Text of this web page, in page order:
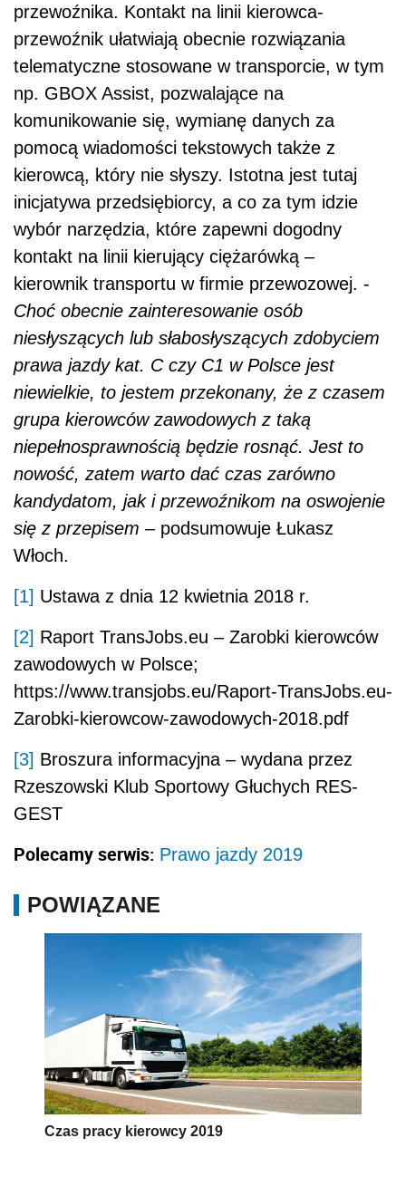
przewoźnika. Kontakt na linii kierowca-
przewoźnik ułatwiają obecnie rozwiązania
telematyczne stosowane w transporcie, w tym
np. GBOX Assist, pozwalające na
komunikowanie się, wymianę danych za
pomocą wiadomości tekstowych także z
kierowcą, który nie słyszy. Istotna jest tutaj
inicjatywa przedsiębiorcy, a co za tym idzie
wybór narzędzia, które zapewni dogodny
kontakt na linii kierujący ciężarówką –
kierownik transportu w firmie przewozowej. -
Choć obecnie zainteresowanie osób
niesłyszących lub słabosłyszących zdobyciem
prawa jazdy kat. C czy C1 w Polsce jest
niewielkie, to jestem przekonany, że z czasem
grupa kierowców zawodowych z taką
niepełnosprawnością będzie rosnąć. Jest to
nowość, zatem warto dać czas zarówno
kandydatom, jak i przewoźnikom na oswojenie
się z przepisem – podsumowuje Łukasz
Włoch.
[1] Ustawa z dnia 12 kwietnia 2018 r.
[2] Raport TransJobs.eu – Zarobki kierowców
zawodowych w Polsce;
https://www.transjobs.eu/Raport-TransJobs.eu-
Zarobki-kierowcow-zawodowych-2018.pdf
[3] Broszura informacyjna – wydana przez
Rzeszowski Klub Sportowy Głuchych RES-
GEST
Polecamy serwis: Prawo jazdy 2019
POWIĄZANE
Czas pracy kierowcy 2019